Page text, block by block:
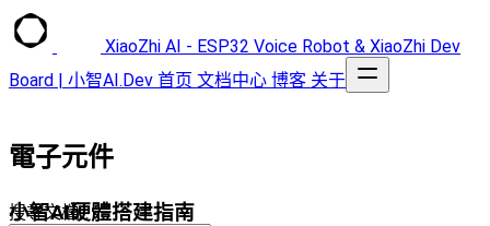
XiaoZhi AI - ESP32 Voice Robot & XiaoZhi Dev
Board | 小智AI.Dev 首页 文档中心 博客 关于
搜尋文檔...
電子元件
小智AI硬體搭建指南